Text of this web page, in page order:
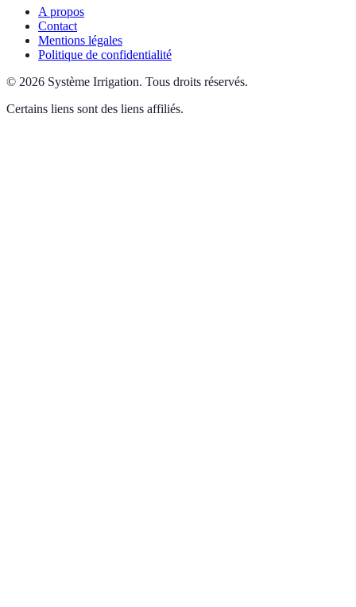
A propos
Contact
Mentions légales
Politique de confidentialité
© 2026 Système Irrigation. Tous droits réservés.
Certains liens sont des liens affiliés.